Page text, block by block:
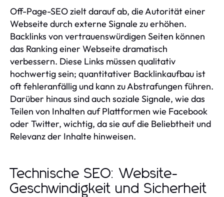
Off-Page-SEO zielt darauf ab, die Autorität einer
Webseite durch externe Signale zu erhöhen.
Backlinks von vertrauenswürdigen Seiten können
das Ranking einer Webseite dramatisch
verbessern. Diese Links müssen qualitativ
hochwertig sein; quantitativer Backlinkaufbau ist
oft fehleranfällig und kann zu Abstrafungen führen.
Darüber hinaus sind auch soziale Signale, wie das
Teilen von Inhalten auf Plattformen wie Facebook
oder Twitter, wichtig, da sie auf die Beliebtheit und
Relevanz der Inhalte hinweisen.
Technische SEO: Website-
Geschwindigkeit und Sicherheit